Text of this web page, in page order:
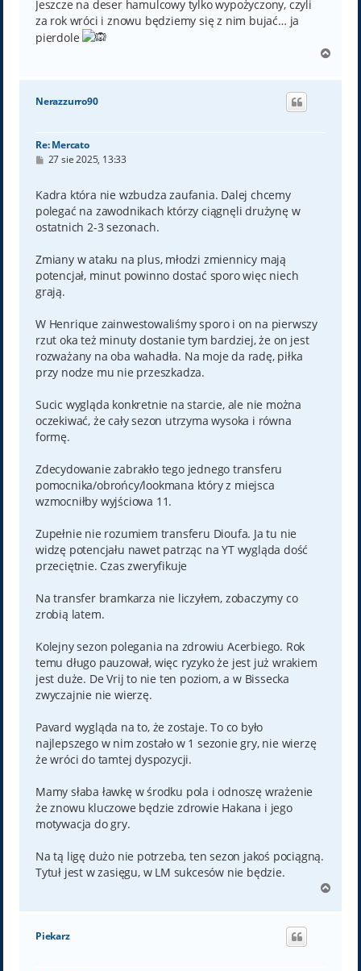
Jeszcze na deser hamulcowy tylko wypożyczony, czyli
za rok wróci i znowu będziemy się z nim bujać… ja
pierdole
g
Nerazzurro90
Re: Mercato
P
t
27 sie 2025, 13:33
Kadra która nie wzbudza zaufania. Dalej chcemy
polegać na zawodnikach którzy ciągnęli drużynę w
ostatnich 2-3 sezonach.
Zmiany w ataku na plus, młodzi zmiennicy mają
potencjał, minut powinno dostać sporo więc niech
grają.
W Henrique zainwestowaliśmy sporo i on na pierwszy
rzut oka też minuty dostanie tym bardziej, że on jest
rozważany na oba wahadła. Na moje da radę, piłka
przy nodze mu nie przeszkadza.
Sucic wygląda konkretnie na starcie, ale nie można
oczekiwać, że cały sezon utrzyma wysoka i równa
formę.
Zdecydowanie zabrakło tego jednego transferu
pomocnika/obrońcy/lookmana który z miejsca
wzmocniłby wyjściowa 11.
Zupełnie nie rozumiem transferu Dioufa. Ja tu nie
widzę potencjału nawet patrząc na YT wygląda dość
przeciętnie. Czas zweryfikuje
Na transfer bramkarza nie liczyłem, zobaczymy co
zrobią latem.
Kolejny sezon polegania na zdrowiu Acerbiego. Rok
temu długo pauzował, więc ryzyko że jest już wrakiem
jest duże. De Vrij to nie ten poziom, a w Bissecka
zwyczajnie nie wierzę.
Pavard wygląda na to, że zostaje. To co było
najlepszego w nim zostało w 1 sezonie gry, nie wierzę
że wróci do tamtej dyspozycji.
Mamy słaba ławkę w środku pola i odnoszę wrażenie
że znowu kluczowe będzie zdrowie Hakana i jego
motywacja do gry.
Na tą ligę dużo nie potrzeba, ten sezon jakoś pociągną.
Tytuł jest w zasięgu, w LM sukcesów nie będzie.
g
Piekarz